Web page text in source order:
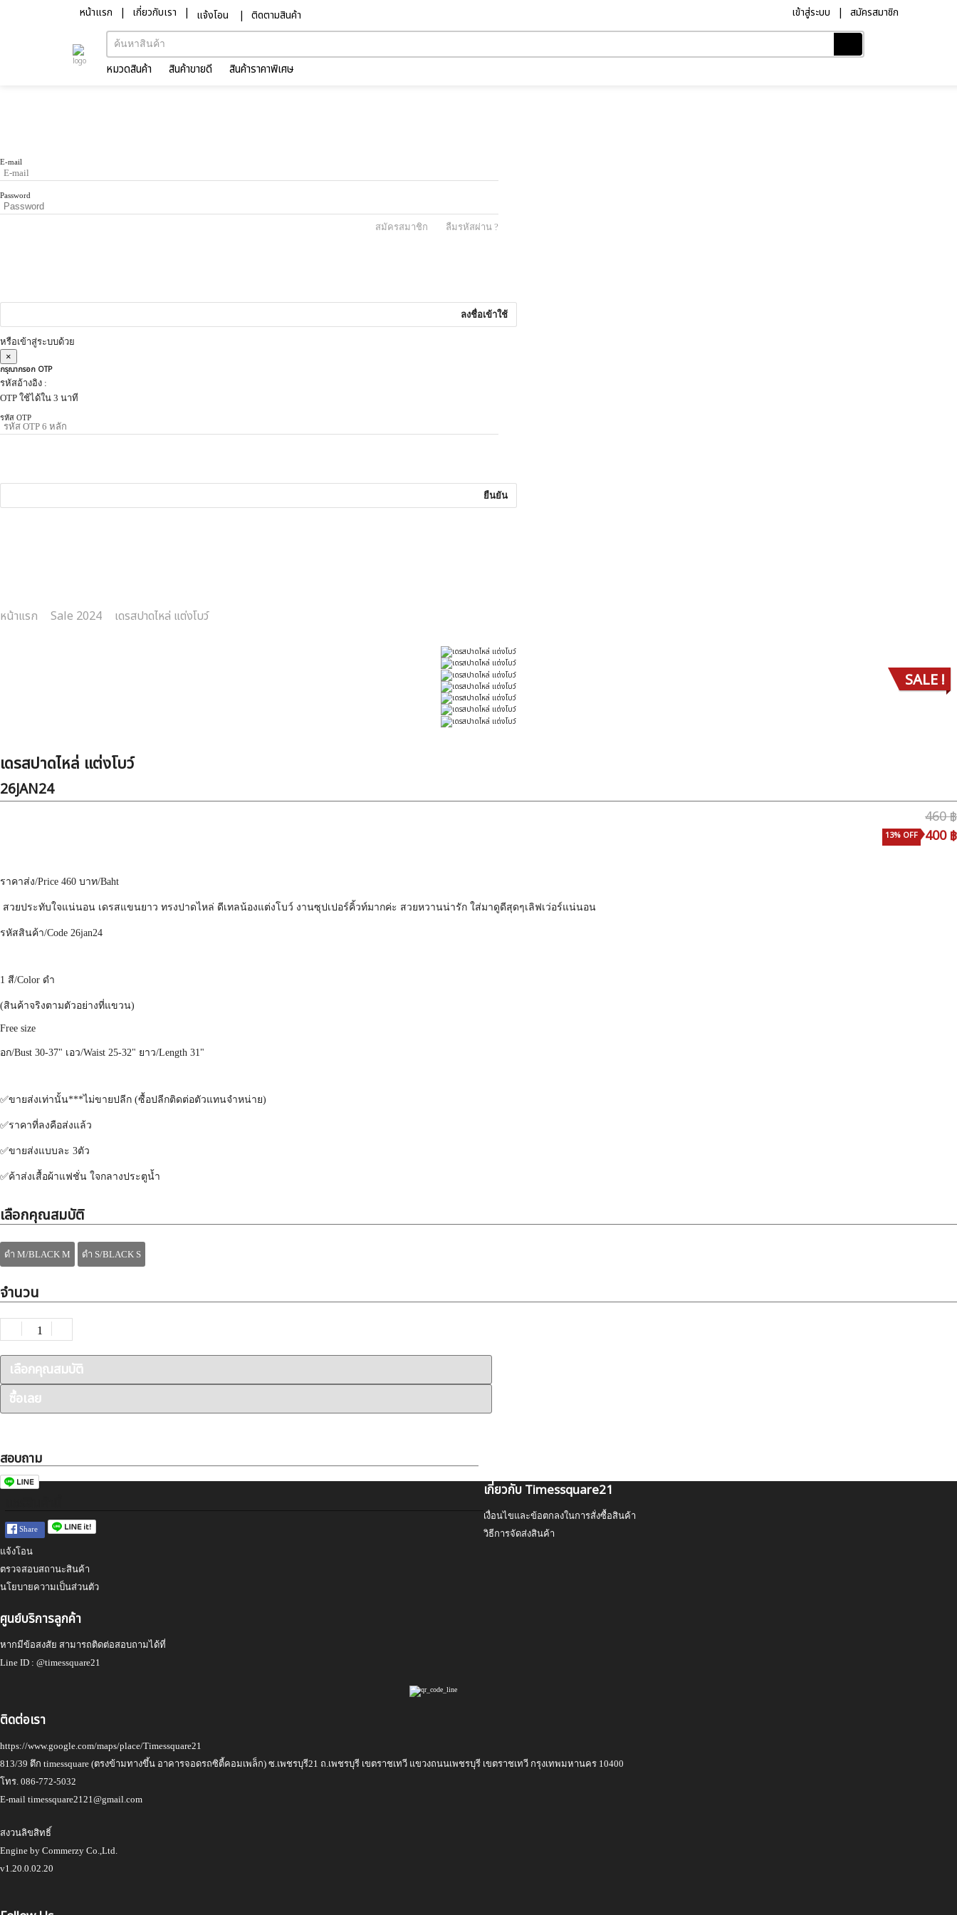
กรุณากรอก E-mail
E-mail
Password
สมัครสมาชิก ลืมรหัสผ่าน ?
ลงชื่อเข้าใช้
หรือเข้าสู่ระบบด้วย
×
กรุณากรอก OTP
รหัสอ้างอิง :
OTP ใช้ได้ใน 3 นาที
รหัส OTP
ยืนยัน
หน้าแรก เกี่ยวกับเรา แจ้งโอน ติดตามสินค้า เข้าสู่ระบบ สมัครสมาชิก
หมวดสินค้า สินค้าขายดี สินค้าราคาพิเศษ
หน้าแรก Sale 2024 เดรสปาดไหล่ แต่งโบว์
SALE !
เดรสปาดไหล่ แต่งโบว์
26JAN24
460 ฿
400 ฿
13% OFF
ราคาส่ง/Price 460 บาท/Baht
สวยประทับใจแน่นอน เดรสแขนยาว ทรงปาดไหล่ ดีเทลน้องแต่งโบว์ งานซุปเปอร์คิ้วท์มากค่ะ สวยหวานน่ารัก ใส่มาดูดีสุดๆเลิฟเว่อร์แน่นอน
รหัสสินค้า/Code 26jan24
1 สี/Color ดำ
(สินค้าจริงตามตัวอย่างที่แขวน)
Free size
อก/Bust 30-37" เอว/Waist 25-32" ยาว/Length 31"
✅ขายส่งเท่านั้น***ไม่ขายปลีก (ซื้อปลีกติดต่อตัวแทนจำหน่าย)
✅ราคาที่ลงคือส่งแล้ว
✅ขายส่งแบบละ 3ตัว
✅ค้าส่งเสื้อผ้าแฟชั่น ใจกลางประตูน้ำ
เลือกคุณสมบัติ
ดำ M/BLACK M ดำ S/BLACK S
จำนวน
เลือกคุณสมบัติ
ซื้อเลย
สอบถาม
เกี่ยวกับ Timessquare21
เงื่อนไขและข้อตกลงในการสั่งซื้อสินค้า
วิธีการจัดส่งสินค้า
แจ้งโอน
ตรวจสอบสถานะสินค้า
นโยบายความเป็นส่วนตัว
ศูนย์บริการลูกค้า
หากมีข้อสงสัย สามารถติดต่อสอบถามได้ที่
Line ID : @timessquare21
ติดต่อเรา
https://www.google.com/maps/place/Timessquare21
813/39 ตึก timessquare (ตรงข้ามทางขึ้น อาคารจอดรถซิตี้คอมเพล็ก) ซ.เพชรบุรี21 ถ.เพชรบุรี เขตราชเทวี แขวงถนนเพชรบุรี เขตราชเทวี กรุงเทพมหานคร 10400
โทร. 086-772-5032
E-mail timessquare2121@gmail.com
สงวนลิขสิทธิ์
Engine by Commerzy Co.,Ltd.
v1.20.0.02.20